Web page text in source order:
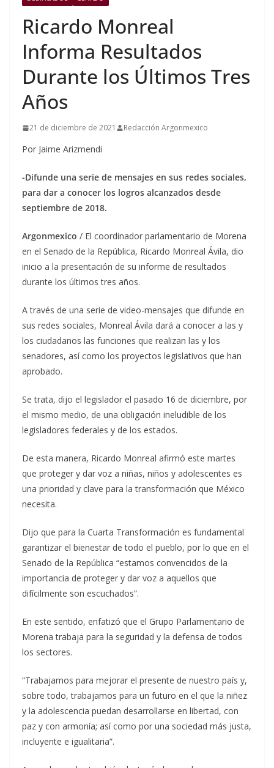
Ricardo Monreal
Informa Resultados
Durante los Últimos Tres
Años
21 de diciembre de 2021 Redacción Argonmexico
Por Jaime Arizmendi
-Difunde una serie de mensajes en sus redes sociales,
para dar a conocer los logros alcanzados desde
septiembre de 2018.
Argonmexico / El coordinador parlamentario de Morena
en el Senado de la República, Ricardo Monreal Ávila, dio
inicio a la presentación de su informe de resultados
durante los últimos tres años.
A través de una serie de video-mensajes que difunde en
sus redes sociales, Monreal Ávila dará a conocer a las y
los ciudadanos las funciones que realizan las y los
senadores, así como los proyectos legislativos que han
aprobado.
Se trata, dijo el legislador el pasado 16 de diciembre, por
el mismo medio, de una obligación ineludible de los
legisladores federales y de los estados.
De esta manera, Ricardo Monreal afirmó este martes
que proteger y dar voz a niñas, niños y adolescentes es
una prioridad y clave para la transformación que México
necesita.
Dijo que para la Cuarta Transformación es fundamental
garantizar el bienestar de todo el pueblo, por lo que en el
Senado de la República “estamos convencidos de la
importancia de proteger y dar voz a aquellos que
difícilmente son escuchados”.
En este sentido, enfatizó que el Grupo Parlamentario de
Morena trabaja para la seguridad y la defensa de todos
los sectores.
“Trabajamos para mejorar el presente de nuestro país y,
sobre todo, trabajamos para un futuro en el que la niñez
y la adolescencia puedan desarrollarse en libertad, con
paz y con armonía; así como por una sociedad más justa,
incluyente e igualitaria”.